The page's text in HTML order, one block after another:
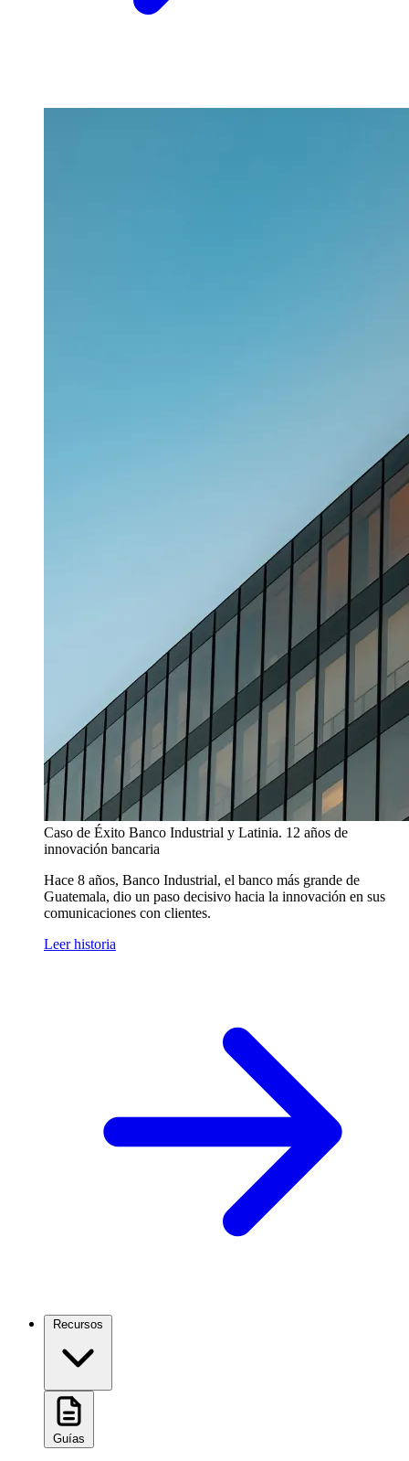
Caso de Éxito Banco Industrial y Latinia. 12 años de
innovación bancaria
Hace 8 años, Banco Industrial, el banco más grande de
Guatemala, dio un paso decisivo hacia la innovación en sus
comunicaciones con clientes.
Leer historia
Recursos
Guías